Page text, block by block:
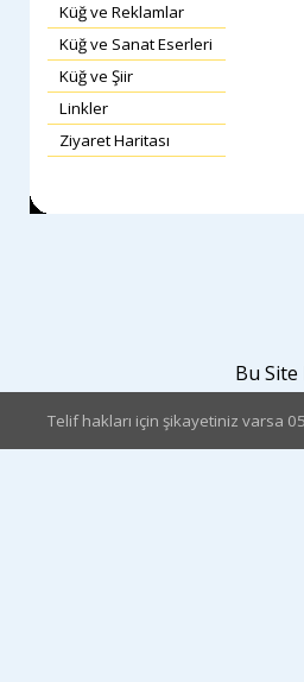
Küğ ve Reklamlar
Küğ ve Sanat Eserleri
Küğ ve Şiir
Linkler
Ziyaret Haritası
Bu
Telif hakları için şikayetiniz varsa